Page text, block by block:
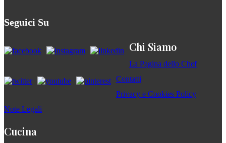
Seguici Su
Chi Siamo
La Pagina dello Chef
Contatti
Privacy e Cookies Policy
Note Legali
Cucina